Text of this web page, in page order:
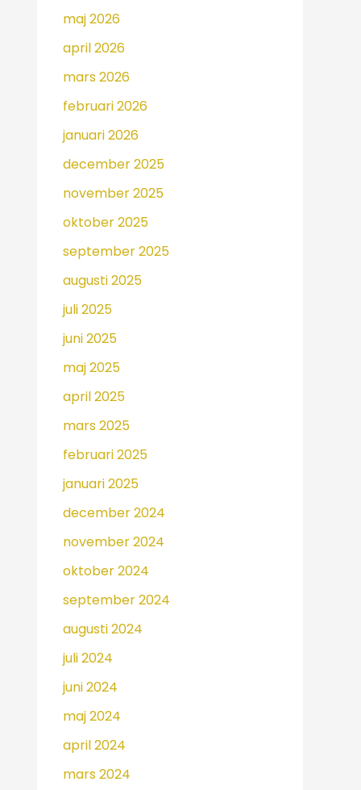
maj 2026
april 2026
mars 2026
februari 2026
januari 2026
december 2025
november 2025
oktober 2025
september 2025
augusti 2025
juli 2025
juni 2025
maj 2025
april 2025
mars 2025
februari 2025
januari 2025
december 2024
november 2024
oktober 2024
september 2024
augusti 2024
juli 2024
juni 2024
maj 2024
april 2024
mars 2024